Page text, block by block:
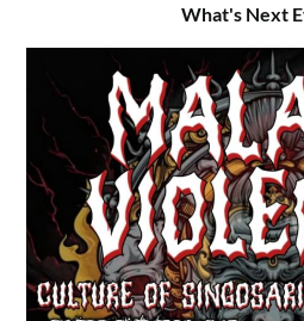
What's Next